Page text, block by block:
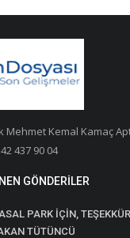
Mehmet Kemal Kamaç
437 90 04
GÖNDERILER
PARK İÇİN,
TÜTÜNCÜ